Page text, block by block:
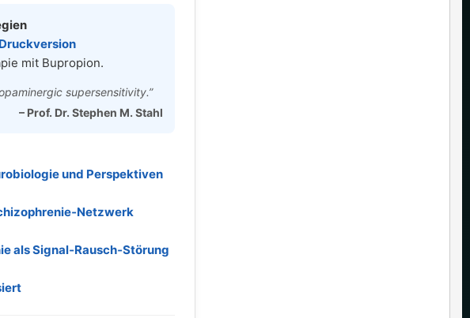
mit Bupropion.
supersensitivity.”
– Prof. Dr. Stephen M. Stahl
und Perspektiven
als Signal‑Rausch‑Störung